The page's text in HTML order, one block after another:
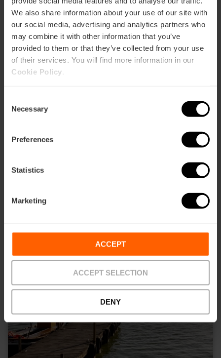
We also share information about your use of our site with
our social media, advertising and analytics partners who
may combine it with other information that you’ve
provided to them or that they’ve collected from your use
of their services. You will find more information in our
Cookie Policy
Selection
Necessary
Preferences
Statistics
Marketing
ACCEPT
ACCEPT SELECTION
DENY
Valencia Tourist Card 7 giorni senza
trasporto